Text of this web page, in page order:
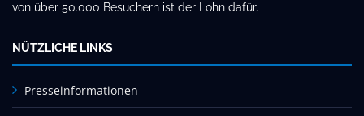
von über 50.000 Besuchern ist der Lohn dafür.
NÜTZLICHE LINKS
Presseinformationen